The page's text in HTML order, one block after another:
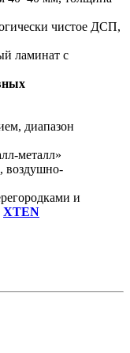
чистое ДСП,
ламинат с
диапазон
металл»
воздушно-
и
XTEN